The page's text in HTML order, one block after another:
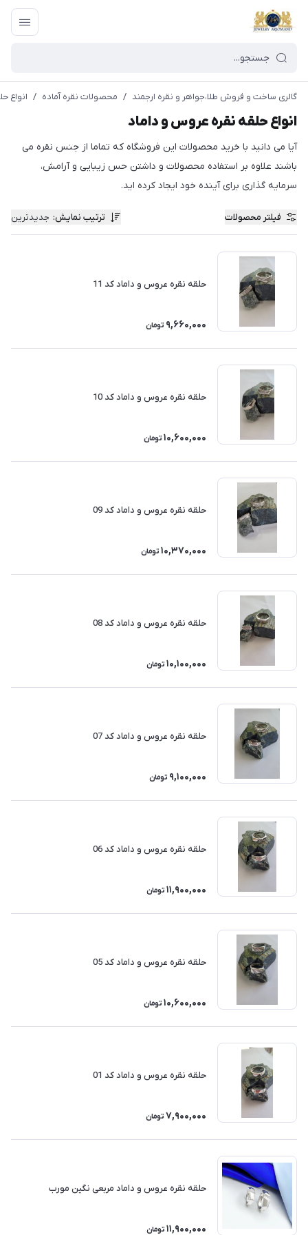
گالری ساخت و فروش طلا،جواهر و نقره ارجمند / محصولات نقره آماده / انواع
انواع حلقه نقره عروس و داماد
آیا می دانید با خرید محصولات این فروشگاه که تماما از جنس نقره می
باشند علاوه بر استفاده محصولات و داشتن حس زیبایی و آرامش،
سرمایه گذاری برای آینده خود ایجاد کرده اید.
فیلتر محصولات ترتیب نمایش: جدیدترین
حلقه نقره عروس و داماد کد 11
9,660,000 تومان
حلقه نقره عروس و داماد کد 10
10,600,000 تومان
حلقه نقره عروس و داماد کد 09
10,370,000 تومان
حلقه نقره عروس و داماد کد 08
10,100,000 تومان
حلقه نقره عروس و داماد کد 07
9,100,000 تومان
حلقه نقره عروس و داماد کد 06
11,900,000 تومان
حلقه نقره عروس و داماد کد 05
10,600,000 تومان
حلقه نقره عروس و داماد کد 01
7,900,000 تومان
حلقه نقره عروس و داماد مربعی نگین مورب
11,900,000 تومان